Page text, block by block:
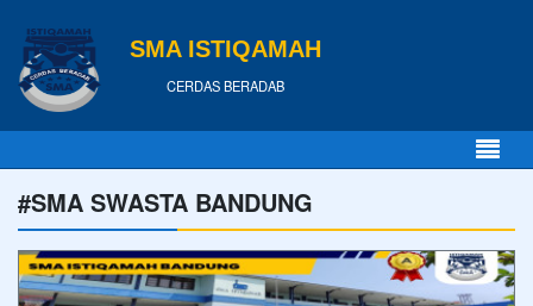
SMA ISTIQAMAH
CERDAS BERADAB
#SMA SWASTA BANDUNG